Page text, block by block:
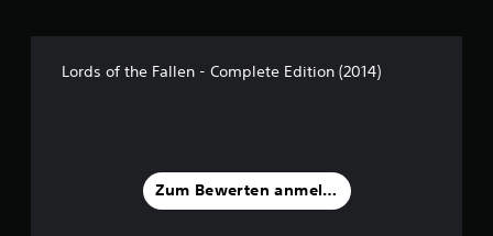
3
Lords of the Fallen - Complete Edition (2014)
Zum Bewerten anmelden